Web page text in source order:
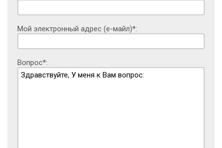
Мой электронный адрес (е-майл)*:
Вопрос*: